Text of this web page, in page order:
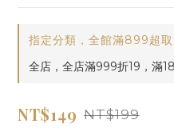
指定分類，全館滿899超
全店，全店滿999折19，滿
NT$149 NT$199